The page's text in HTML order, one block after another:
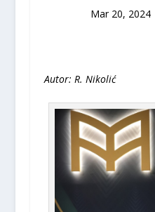
Mar 20, 2024
Autor: R. Nikolić